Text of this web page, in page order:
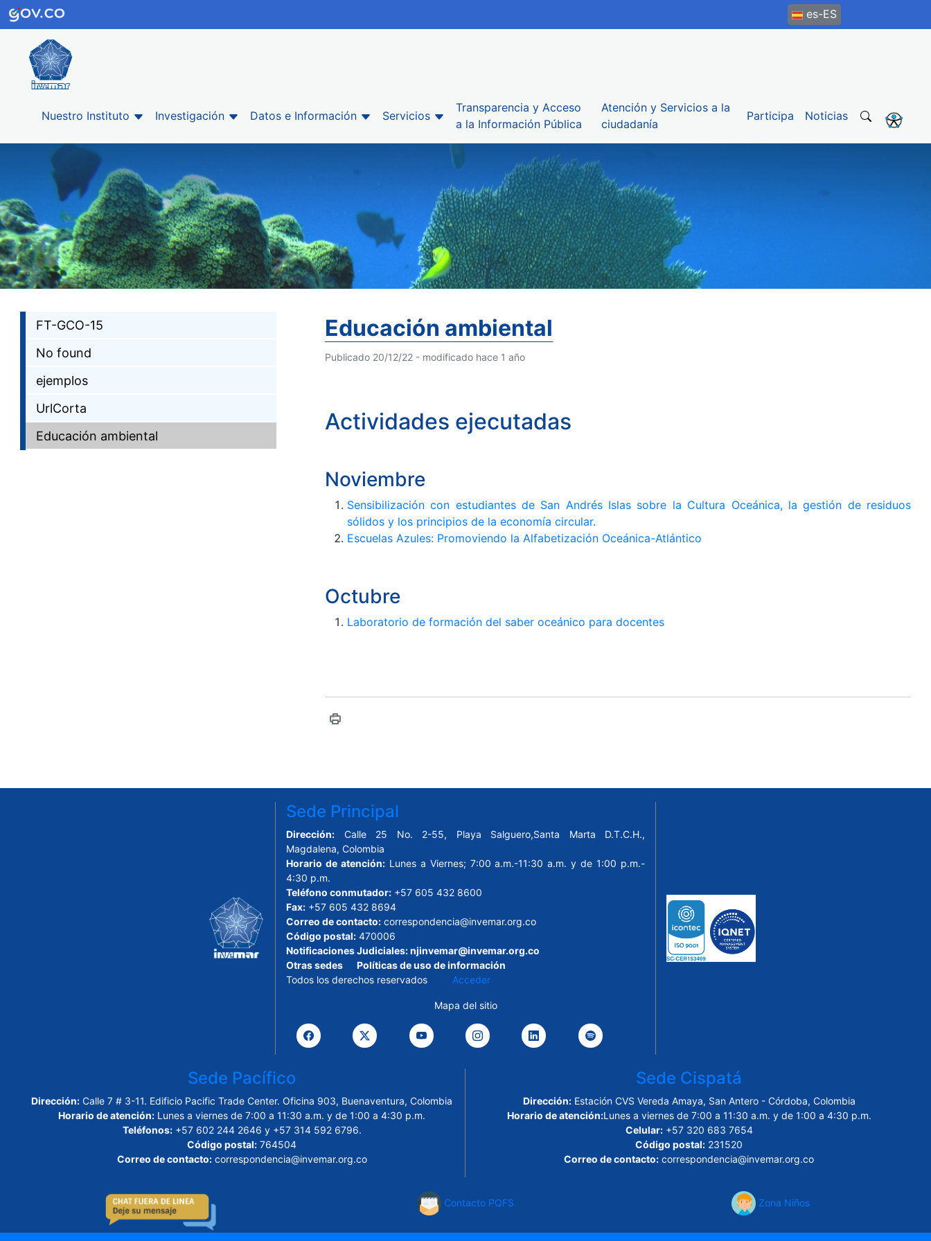
es-ES
Nuestro Instituto Investigación Datos e Información Servicios
Transparencia y Acceso
a la Información Pública
Atención y Servicios a la
ciudadanía
Participa Noticias
FT-GCO-15
No found
ejemplos
UrlCorta
Educación ambiental
Educación ambiental
Publicado 20/12/22 - modificado hace 1 año
Actividades ejecutadas
Noviembre
Sensibilización con estudiantes de San Andrés Islas sobre la Cultura Oceánica, la gestión de residuos
sólidos y los principios de la economía circular.
Escuelas Azules: Promoviendo la Alfabetización Oceánica-Atlántico
Octubre
Laboratorio de formación del saber oceánico para docentes
Sede Principal
Dirección: Calle 25 No. 2-55, Playa Salguero,Santa Marta D.T.C.H.,
Magdalena, Colombia
Horario de atención:Lunes a Viernes; 7:00 a.m.-11:30 a.m. y de 1:00 p.m.-
4:30 p.m.
Teléfono conmutador: +57 605 432 8600
Fax: +57 605 432 8694
Correo de contacto: correspondencia@invemar.org.co
Código postal: 470006
Notificaciones Judiciales:njinvemar@invemar.org.co
Otras sedes
Políticas de uso de información
Todos los derechos reservados Acceder
Mapa del sitio
Sede Pacífico
Dirección: Calle 7 # 3-11. Edificio Pacific Trade Center. Oficina 903, Buenaventura, Colombia
Horario de atención: Lunes a viernes de 7:00 a 11:30 a.m. y de 1:00 a 4:30 p.m.
Teléfonos:+57 602 244 2646 y +57 314 592 6796.
Código postal: 764504
Correo de contacto:correspondencia@invemar.org.co
Sede Cispatá
Dirección:Estación CVS Vereda Amaya, San Antero - Córdoba, Colombia
Horario de atención:Lunes a viernes de 7:00 a 11:30 a.m. y de 1:00 a 4:30 p.m.
Celular:+57 320 683 7654
Código postal: 231520
Correo de contacto: correspondencia@invemar.org.co
Contacto PQFS Zona Niños